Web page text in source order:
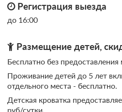
Одна двуспальная кровать
Ванная комната в номере
Проживание с питанием
В стоимость входит:
завтрак, обед
6 700
Регистрация выезда
до 16:00
Размещение детей,
Бесплатно без предоставления
Проживание детей до 5 лет
отдельного места - бесплатно.
Детская кроватка
руб/сутки.